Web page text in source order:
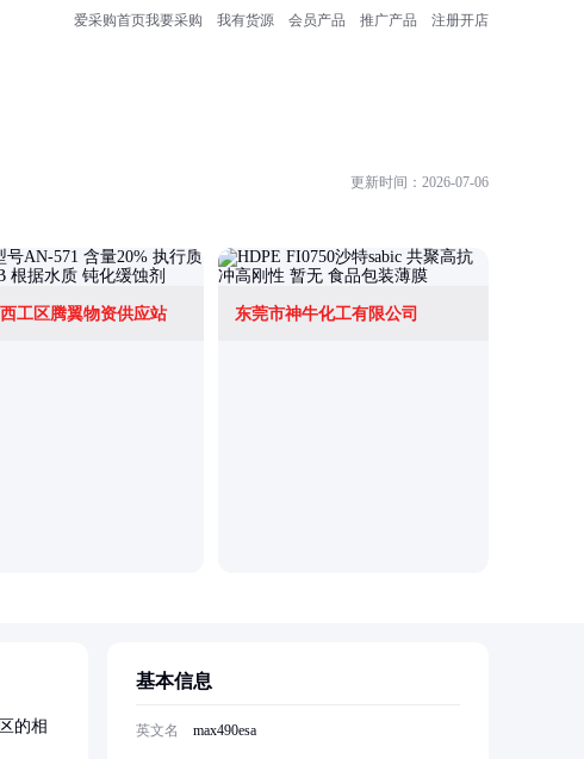
爱采购首页我要采购 我有货源 会员产品 推广产品 注册开店
更新时间：2026-07-06
工区腾翼物资供应站 东莞市神牛化工有限公司
的相
基本信息
英文名 max490esa